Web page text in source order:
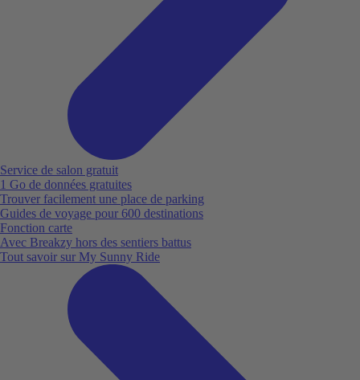
Service de salon gratuit
1 Go de données gratuites
Trouver facilement une place de parking
Guides de voyage pour 600 destinations
Fonction carte
Avec Breakzy hors des sentiers battus
Tout savoir sur My Sunny Ride